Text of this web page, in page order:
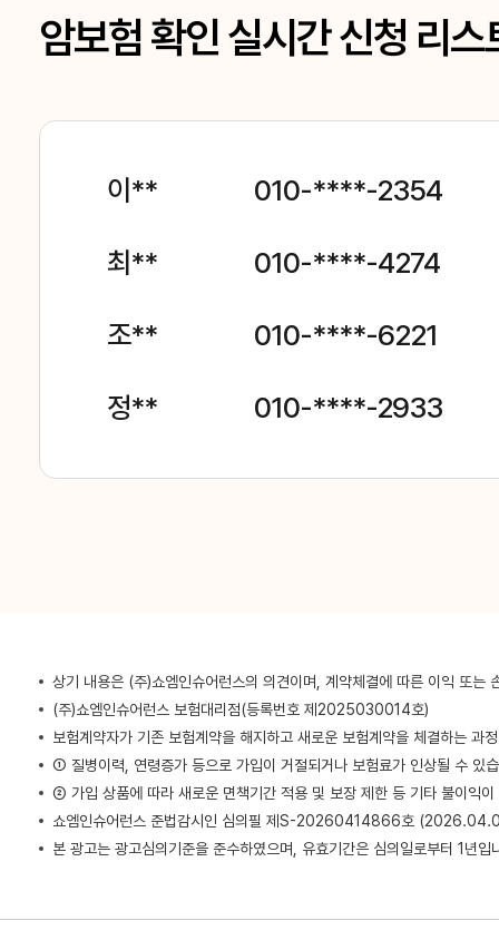
암보험 확인 실시간 신청 리스
이** 010-****-2354
최** 010-****-4274
조** 010-****-6221
정** 010-****-2933
최** 010-****-5100
조** 010-****-9287
이** 010-****-8672
강** 010-****-7037
상기 내용은 (주)쇼엠인슈어런스의 의견이며, 계약체결에 따른 이익 또는
(주)쇼엠인슈어런스 보험대리점(등록번호 제2025030014호)
보험계약자가 기존 보험계약을 해지하고 새로운 보험계약을 체결하는 과
① 질병이력, 연령증가 등으로 가입이 거절되거나 보험료가 인상될 수 있
② 가입 상품에 따라 새로운 면책기간 적용 및 보장 제한 등 기타 불이익이
쇼엠인슈어런스 준법감시인 심의필 제S-20260414866호
본 광고는 광고심의기준을 준수하였으며, 유효기간은 심의일로부터 1년입